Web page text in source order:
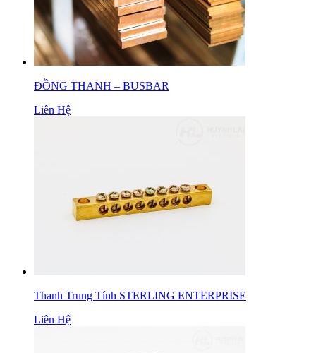
ĐỒNG THANH – BUSBAR
Liên Hệ
Thanh Trung Tính STERLING ENTERPRISE
Liên Hệ